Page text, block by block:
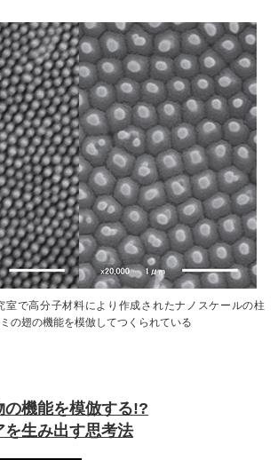
室で高分子材料により作成されたナノスケールの柱
の翅の機能を模倣してつくられている
の機能を模倣する!?
を生み出す思考法